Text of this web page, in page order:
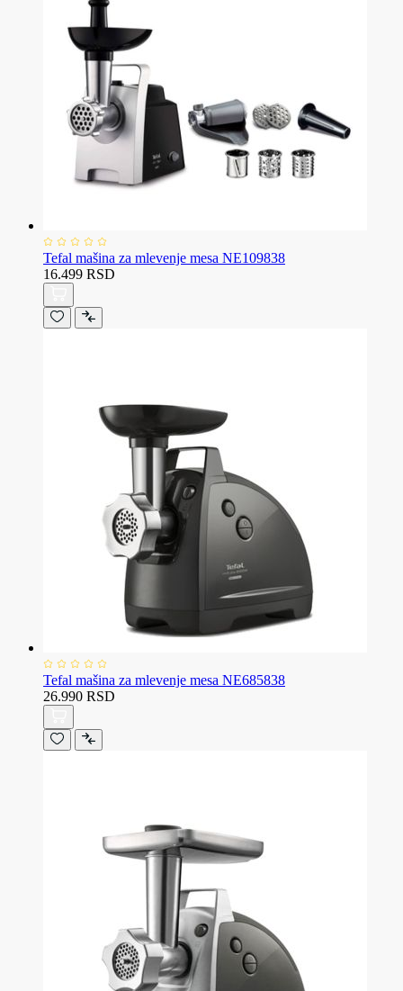
Tefal mašina za mlevenje mesa NE109838
16.499 RSD
Tefal mašina za mlevenje mesa NE685838
26.990 RSD